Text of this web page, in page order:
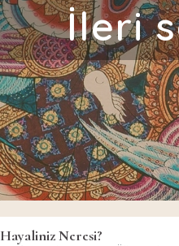
İleri
Hayaliniz Neresi?